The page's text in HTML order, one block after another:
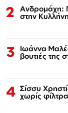
2 Ανδρομάχη:
στην
3 Ιωάννα
βουτιές της
4 Σίσσυ
χωρίς